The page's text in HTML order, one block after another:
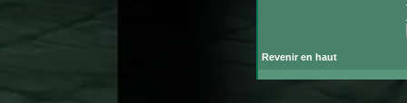
Revenir en haut